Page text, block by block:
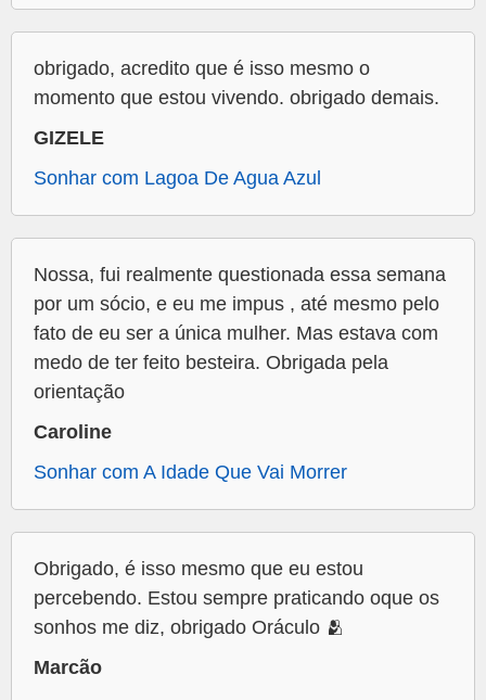
obrigado, acredito que é isso mesmo o
momento que estou vivendo. obrigado demais.
GIZELE
Sonhar com Lagoa De Agua Azul
Nossa, fui realmente questionada essa semana
por um sócio, e eu me impus , até mesmo pelo
fato de eu ser a única mulher. Mas estava com
medo de ter feito besteira. Obrigada pela
orientação
Caroline
Sonhar com A Idade Que Vai Morrer
Obrigado, é isso mesmo que eu estou
percebendo. Estou sempre praticando oque os
sonhos me diz, obrigado Oráculo 🫂
Marcão